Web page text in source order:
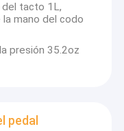
del tacto 1L,
mano del codo
presión 35.2oz
pedal
KWS es fabricante
en 2015,
y
de pelo y secador de